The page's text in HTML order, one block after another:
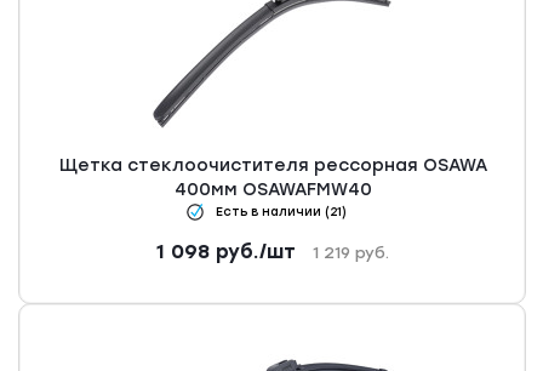
Щетка стеклоочистителя рессорная OSAWA
400мм OSAWAFMW40
Есть в наличии (21)
1 098 руб./шт 1 219 руб.